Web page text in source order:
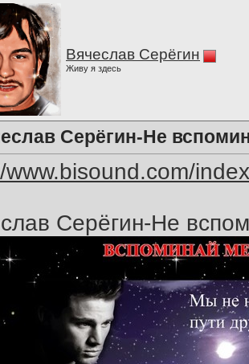
Вячеслав Серёгин
Живу я здесь
Серёгин-Не
www.bisound.com/
Серёгин-Не